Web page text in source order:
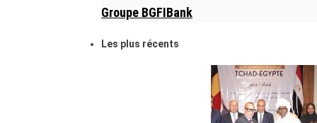
Groupe BGFIBank
Les plus récents